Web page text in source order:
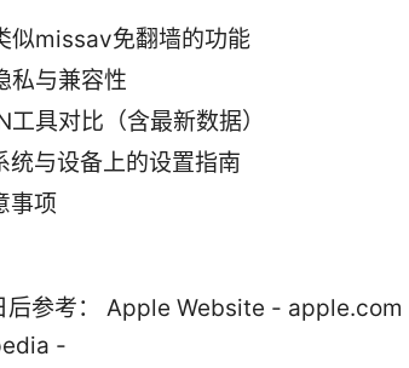
似missav免翻墙的功能
私与兼容性
具对比（含最新数据）
统与设备上的设置指南
事项
后参考： Apple Website - apple.com
-